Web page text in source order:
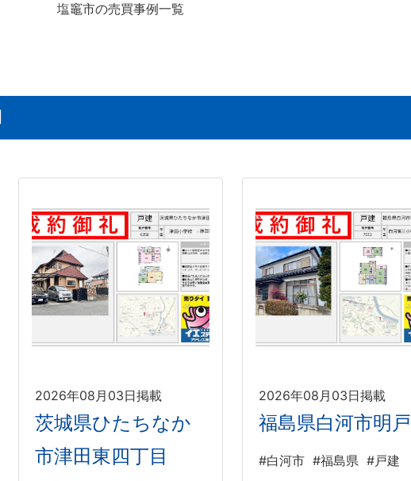
塩竈市の売買事例一覧
2026年08月03日掲載
茨城県ひたちなか
市津田東四丁目
2026年08月03日掲載
福島県白河市明戸
#白河市 #福島県 #戸建